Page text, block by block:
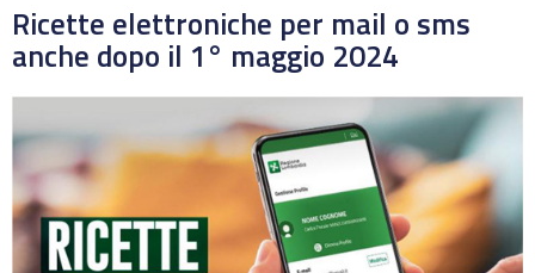
Ricette elettroniche per mail o sms
anche dopo il 1° maggio 2024